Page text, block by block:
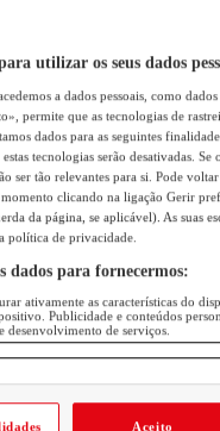
utilizar os seus dados
a dados pessoais, como
permite que as tecnologias de
dados para as seguintes
tecnologias serão desativadas. Se
ser tão relevantes para si. Pode voltar
clicando na ligação Gerir
da página, se aplicável). As suas
política de privacidade.
dados para fornecermos:
ativamente as características do
Publicidade e conteúdos
desenvolvimento de serviços.
Aceito